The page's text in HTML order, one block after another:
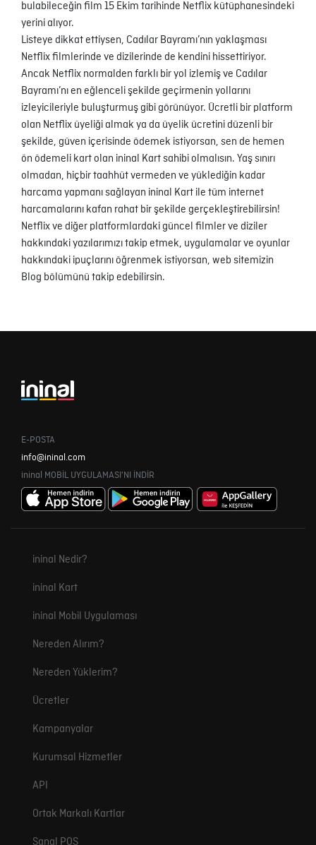
bulabileceğin film 15 Ekim tarihinde Netflix kütüphanesindeki
yerini alıyor.
Listeye dikkat ettiysen, Cadılar Bayramı’nın yaklaşması
Netflix filmlerinde ve dizilerinde de kendini hissettiriyor.
Ancak Netflix normalden farklı bir yol izlemiş ve Cadılar
Bayramı’nı en eğlenceli şekilde geçirmenin yollarını
izleyicileriyle buluşturmuş gibi görünüyor. Ücretli bir platform
olan Netflix üyeliği almak ya da üyelik ücretini düzenli bir
şekilde, güven içerisinde ödemek istiyorsan, sen de hemen
ön ödemeli kart olan ininal Kart sahibi olmalısın. Yaş sınırı
olmadan, hiçbir taahhüt vermeden ve yüklediğin kadar
harcama yapmanı sağlayan ininal Kart ile tüm internet
harcamalarını kafan rahat bir şekilde gerçekleştirebilirsin!
Netflix ve diğer platformlardaki güncel filmler ve diziler
hakkındaki yazılarımızı takip etmek, uygulamalar ve oyunlar
hakkındaki ipuçlarını öğrenmek istiyorsan, web sitemizin
Blog bölümünü takip edebilirsin.
E-POSTA
info@ininal.com
ininal MOBİL UYGULAMASI'NI İNDİR
ininal Nedir?
ininal Kart
ininal Mobil Uygulaması
Nereden Alırım?
Nereden Yüklerim?
Ücretler
Kampanyalar
Kurumsal Hizmetler
API
Ortak Markalı Kartlar
Sanal POS